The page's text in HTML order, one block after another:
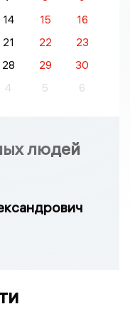
14 15
16
21 22
23
28 29
30
4 5 6
людей